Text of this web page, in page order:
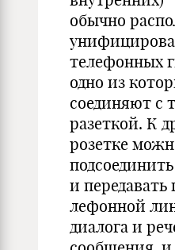
обычно
телефонных
одно из
соединяют с
разеткой. К
розетке
и передавать
лефонной
диалога и